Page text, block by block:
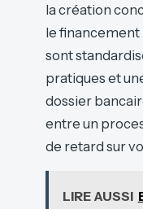
la création
le financement
sont
pratiques et
dossier
entre un
de retard sur
LIRE AUSSI